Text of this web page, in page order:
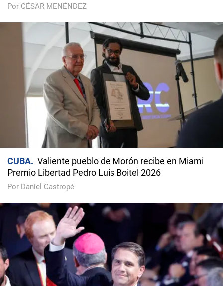
Por CÉSAR MENÉNDEZ
CUBA
Valiente pueblo de Morón recibe en Miami
Premio Libertad Pedro Luis Boitel 2026
Por Daniel Castropé